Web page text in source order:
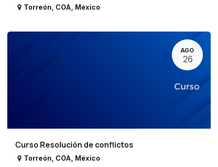
Torreón COA México
AGO
26
Curso Resolución de conflictos
Torreón COA México